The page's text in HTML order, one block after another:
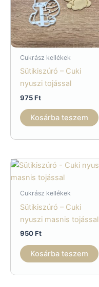
Cukrász kellékek
Sütikiszúró – Cuki
nyuszi tojással
975Ft
Kosárba teszem
Cukrász kellékek
Sütikiszúró – Cuki
nyuszi masnis tojással
950Ft
Kosárba teszem